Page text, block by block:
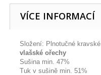
VÍCE INFORMACÍ
Složení: Plnotučné kravské
vlašské ořechy
Sušina min. 47%
Tuk v sušině min. 51%